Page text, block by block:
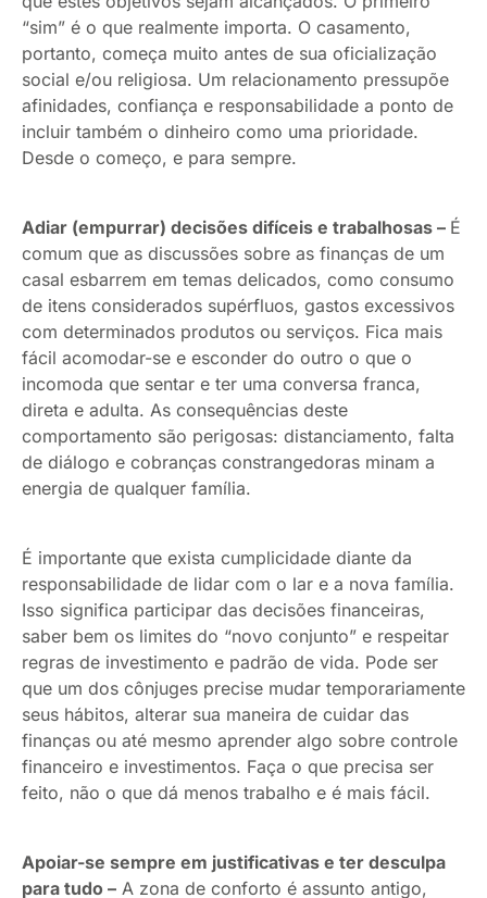
“sim” é o que realmente importa. O casamento,
portanto, começa muito antes de sua oficialização
social e/ou religiosa. Um relacionamento pressupõe
afinidades, confiança e responsabilidade a ponto de
incluir também o dinheiro como uma prioridade.
Desde o começo, e para sempre.
Adiar (empurrar) decisões difíceis e trabalhosas – É
comum que as discussões sobre as finanças de um
casal esbarrem em temas delicados, como consumo
de itens considerados supérfluos, gastos excessivos
com determinados produtos ou serviços. Fica mais
fácil acomodar-se e esconder do outro o que o
incomoda que sentar e ter uma conversa franca,
direta e adulta. As consequências deste
comportamento são perigosas: distanciamento, falta
de diálogo e cobranças constrangedoras minam a
energia de qualquer família.
É importante que exista cumplicidade diante da
responsabilidade de lidar com o lar e a nova família.
Isso significa participar das decisões financeiras,
saber bem os limites do “novo conjunto” e respeitar
regras de investimento e padrão de vida. Pode ser
que um dos cônjuges precise mudar temporariamente
seus hábitos, alterar sua maneira de cuidar das
finanças ou até mesmo aprender algo sobre controle
financeiro e investimentos. Faça o que precisa ser
feito, não o que dá menos trabalho e é mais fácil.
Apoiar-se sempre em justificativas e ter desculpa
para tudo – A zona de conforto é assunto antigo,